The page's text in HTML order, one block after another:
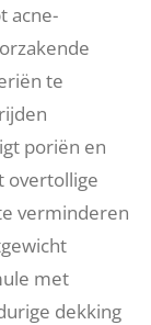
acne-
te
poriën en
overtollige
verminderen
met
dekking